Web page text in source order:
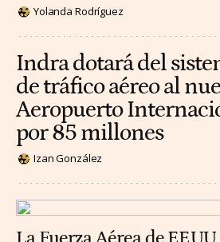
Yolanda Rodríguez
Indra dotará del
de tráfico aéreo al
Aeropuerto
por 85 millones
Izan González
La Fuerza Aérea de